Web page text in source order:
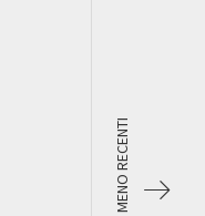
MENO RECENTI